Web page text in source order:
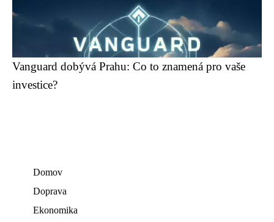
Vanguard dobývá Prahu: Co to znamená pro vaše
investice?
Domov
Doprava
Ekonomika